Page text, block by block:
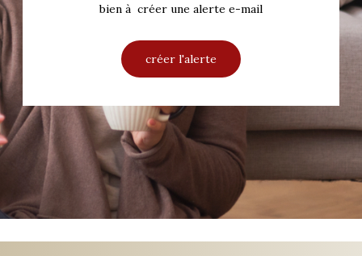
bien à créer une alerte e-mail
créer l'alerte